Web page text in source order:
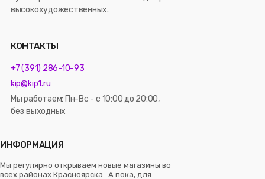
высокохудожественных.
КОНТАКТЫ
+7 (391) 286-10-93
kip@kip1.ru
Мы работаем: Пн-Вс - с 10:00 до 20:00,
без выходных
ИНФОРМАЦИЯ
Мы регулярно открываем новые магазины во
всех районах Красноярска. А пока, для